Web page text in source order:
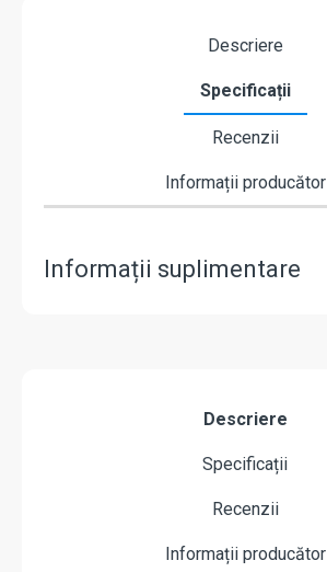
Descriere
Specificații
Recenzii
Informații producător
Informații suplimentare
Descriere
Specificații
Recenzii
Informații producător